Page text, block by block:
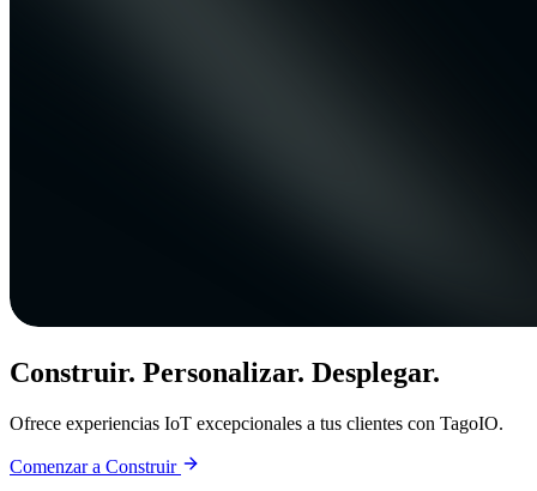
Construir. Personalizar. Desplegar.
Ofrece experiencias IoT excepcionales a tus clientes con TagoIO.
Comenzar a Construir